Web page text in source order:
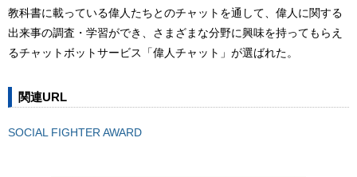
教科書に載っている偉人たちとのチャットを通して、偉人に関する
出来事の調査・学習ができ、さまざまな分野に興味を持ってもらえ
るチャットボットサービス「偉人チャット」が選ばれた。
関連URL
SOCIAL FIGHTER AWARD